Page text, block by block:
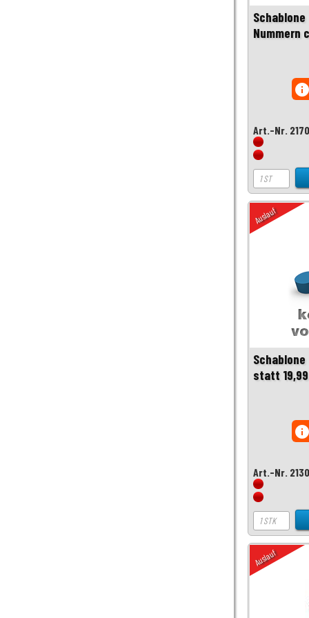
Nummern
Art.-Nr.
Auslauf
statt 19,99
Art.-Nr.
Auslauf